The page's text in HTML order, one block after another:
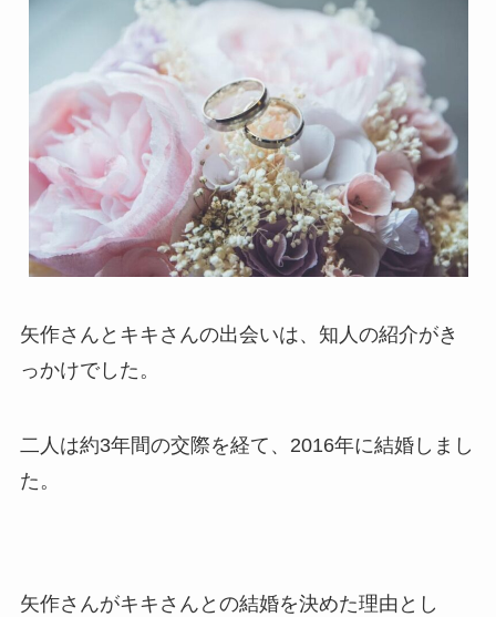
矢作さんとキキさんの出会いは、知人の紹介がき
っかけでした。
二人は約3年間の交際を経て、2016年に結婚しまし
た。
矢作さんがキキさんとの結婚を決めた理由とし